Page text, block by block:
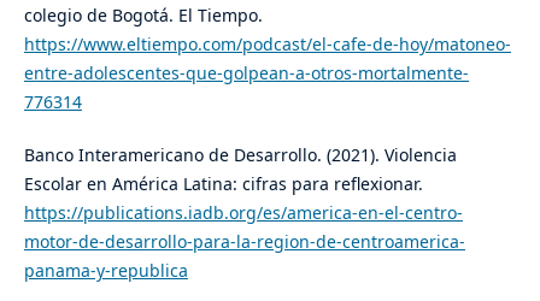
colegio de Bogotá. El Tiempo.
https://www.eltiempo.com/podcast/el-cafe-de-hoy/matoneo-
entre-adolescentes-que-golpean-a-otros-mortalmente-
776314
Banco Interamericano de Desarrollo. (2021). Violencia
Escolar en América Latina: cifras para reflexionar.
https://publications.iadb.org/es/america-en-el-centro-
motor-de-desarrollo-para-la-region-de-centroamerica-
panama-y-republica